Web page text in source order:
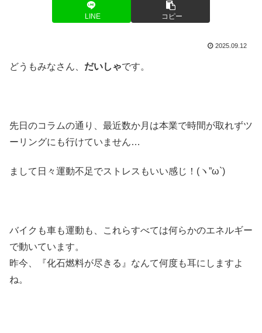
LINE コピー
2025.09.12
どうもみなさん、 だいしゃです。
先日のコラムの通り、最近数か月は本業で時間が取れずツ
ーリングにも行けていません…
まして日々運動不足でストレスもいい感じ！(ヽ”ω`)
バイクも車も運動も、これらすべては何らかのエネルギー
で動いています。
昨今、『化石燃料が尽きる』なんて何度も耳にしますよ
ね。